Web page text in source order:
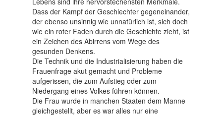
Dass der Kampf der Geschlechter gegeneinander,
der ebenso unsinnig wie unnatürlich ist, sich doch
wie ein roter Faden durch die Geschichte zieht, ist
ein Zeichen des Abirrens vom Wege des
gesunden Denkens.
Die Technik und die Industrialisierung haben die
Frauenfrage akut gemacht und Probleme
aufgerissen, die zum Aufstieg oder zum
Niedergang eines Volkes führen können.
Die Frau wurde in manchen Staaten dem Manne
gleichgestellt, aber es war alles nur eine